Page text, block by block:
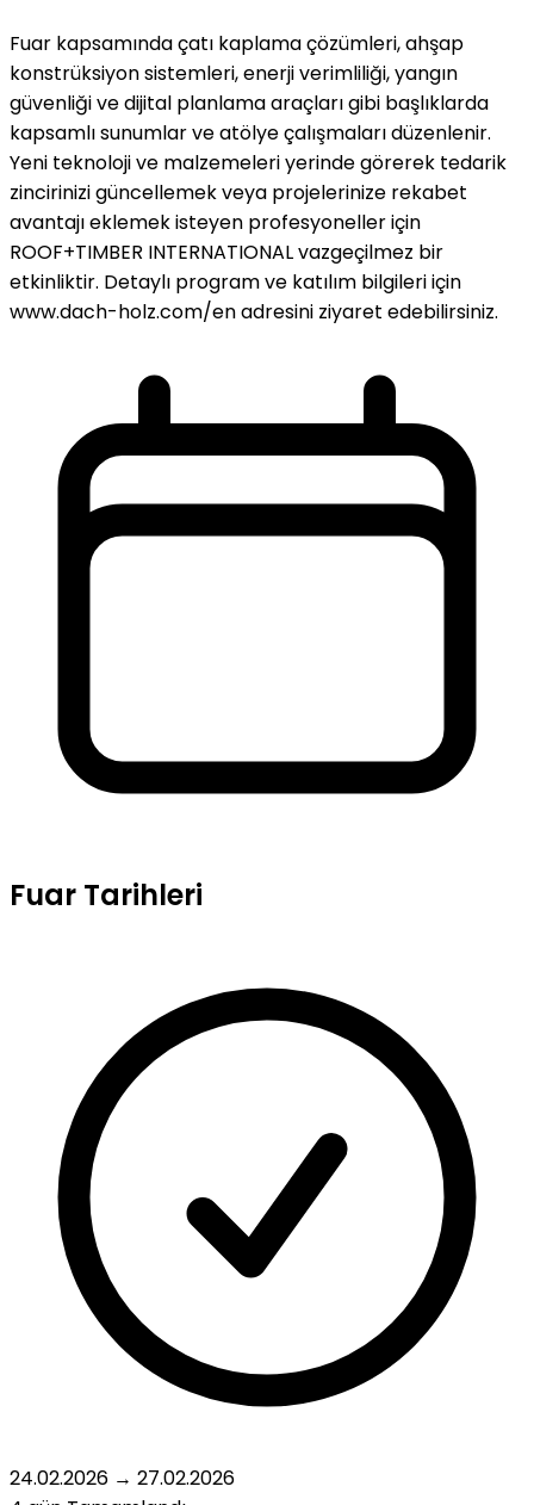
Fuar kapsamında çatı kaplama çözümleri, ahşap
konstrüksiyon sistemleri, enerji verimliliği, yangın
güvenliği ve dijital planlama araçları gibi başlıklarda
kapsamlı sunumlar ve atölye çalışmaları düzenlenir.
Yeni teknoloji ve malzemeleri yerinde görerek tedarik
zincirinizi güncellemek veya projelerinize rekabet
avantajı eklemek isteyen profesyoneller için
ROOF+TIMBER INTERNATIONAL vazgeçilmez bir
etkinliktir. Detaylı program ve katılım bilgileri için
www.dach-holz.com/en adresini ziyaret edebilirsiniz.
Fuar Tarihleri
24.02.2026 → 27.02.2026